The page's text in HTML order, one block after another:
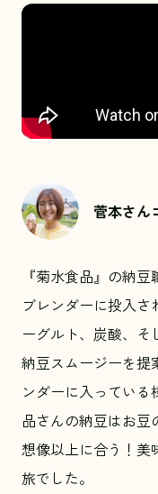
菅本さん
『菊水食品』の納
ブレンダーに投入
ーグルト、炭酸、そ
納豆スムージーを提
ンダーに入ってい
品さんの納豆はお
想像以上に合う！美
旅でした。